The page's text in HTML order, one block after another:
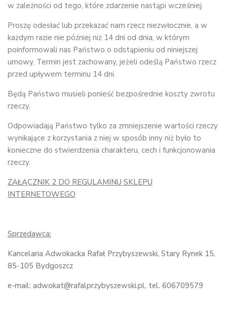
w zależności od tego, które zdarzenie nastąpi wcześniej.
Proszę odesłać lub przekazać nam rzecz niezwłocznie, a w
każdym razie nie później niż 14 dni od dnia, w którym
poinformowali nas Państwo o odstąpieniu od niniejszej
umowy. Termin jest zachowany, jeżeli odeślą Państwo rzecz
przed upływem terminu 14 dni.
Będą Państwo musieli ponieść bezpośrednie koszty zwrotu
rzeczy.
Odpowiadają Państwo tylko za zmniejszenie wartości rzeczy
wynikające z korzystania z niej w sposób inny niż było to
konieczne do stwierdzenia charakteru, cech i funkcjonowania
rzeczy.
ZAŁĄCZNIK 2 DO REGULAMINU SKLEPU
INTERNETOWEGO
Sprzedawca:
Kancelaria Adwokacka Rafał Przybyszewski, Stary Rynek 15,
85-105 Bydgoszcz
e-mail: adwokat@rafalprzybyszewski.pl, tel. 606709579